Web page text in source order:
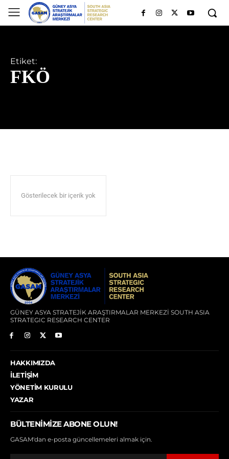
Etiket:
FKÖ
Gösterilecek bir içerik yok
GÜNEY ASYA STRATEJİK ARAŞTIRMALAR MERKEZİ SOUTH ASIA
STRATEGIC RESEARCH CENTER
HAKKIMIZDA
İLETIŞIM
YÖNETIM KURULU
YAZAR
BÜLTENIMIZE ABONE OLUN!
GASAM'dan e-posta güncellemeleri almak için.